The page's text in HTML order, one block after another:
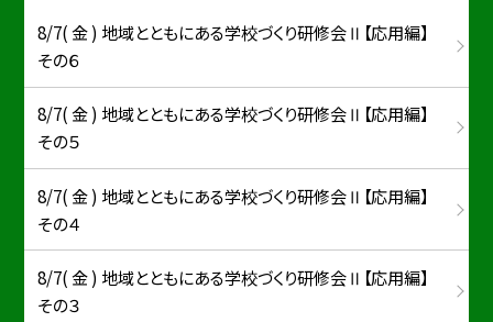
8/7( 金 ) 地域とともにある学校づくり研修会Ⅱ【応用編】
その６
8/7( 金 ) 地域とともにある学校づくり研修会Ⅱ【応用編】
その５
8/7( 金 ) 地域とともにある学校づくり研修会Ⅱ【応用編】
その４
8/7( 金 ) 地域とともにある学校づくり研修会Ⅱ【応用編】
その３